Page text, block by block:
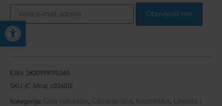
Open toolbar
Obavijesti me
EAN: 3830999170340
SKU (C šifra): c026012
Kategorije: Gaia naturelle Čišćenje lica Kozmetika Ljepota i